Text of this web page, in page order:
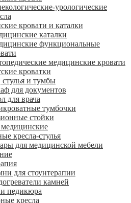
урологические
кровати и каталки
каталки
функциональные
медицинские кровати
кроватки
и тумбы
для документов
для врача
тумбочки
стойки
кресла-стулья
для медицинской мебели
для стоунтерапии
камней
педикюра
кресла